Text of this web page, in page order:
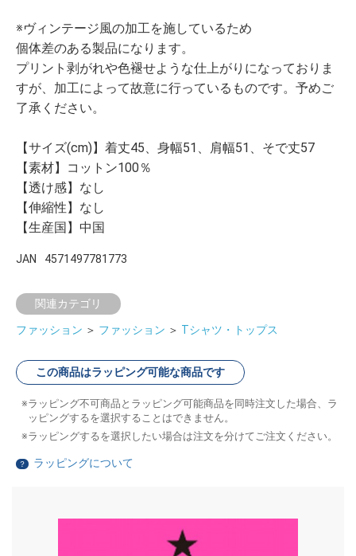
※ヴィンテージ風の加工を施しているため
個体差のある製品になります。
プリント剥がれや色褪せような仕上がりになっておりま
すが、加工によって故意に行っているものです。予めご
了承ください。
【サイズ(cm)】着丈45、身幅51、肩幅51、そで丈57
【素材】コットン100％
【透け感】なし
【伸縮性】なし
【生産国】中国
JAN 4571497781773
関連カテゴリ
ファッション ＞ ファッション ＞ Tシャツ・トップス
この商品はラッピング可能な商品です
ラッピング不可商品とラッピング可能商品を同時注文した場合、ラ
ッピングするを選択することはできません。
ラッピングするを選択したい場合は注文を分けてご注文ください。
？ ラッピングについて